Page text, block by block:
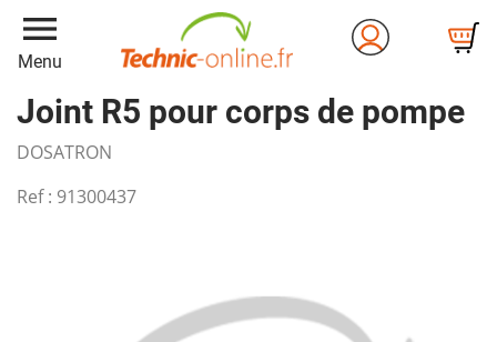
menu
Menu
Joint R5 pour corps de pompe
DOSATRON
Ref : 91300437